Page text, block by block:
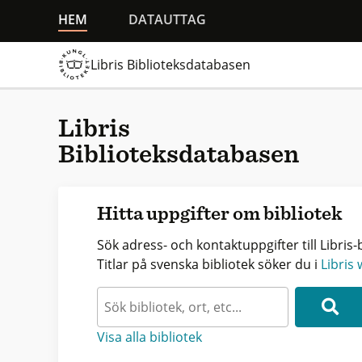
HEM DATAUTTAG
Libris Biblioteksdatabasen
Libris
Biblioteksdatabasen
Hitta uppgifter om bibliotek
Sök adress- och kontaktuppgifter till
Titlar på svenska bibliotek söker du i Libris
Visa alla bibliotek